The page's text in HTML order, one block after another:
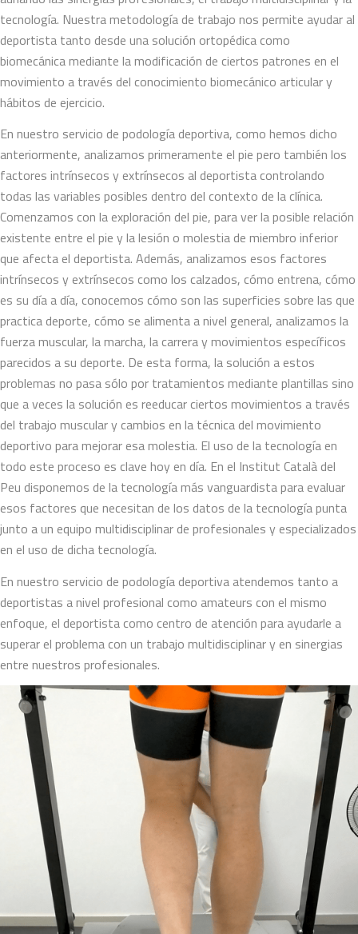
tecnología. Nuestra metodología de trabajo nos permite ayudar al
deportista tanto desde una solución ortopédica como
biomecánica mediante la modificación de ciertos patrones en el
movimiento a través del conocimiento biomecánico articular y
hábitos de ejercicio.
En nuestro servicio de podología deportiva, como hemos dicho
anteriormente, analizamos primeramente el pie pero también los
factores intrínsecos y extrínsecos al deportista controlando
todas las variables posibles dentro del contexto de la clínica.
Comenzamos con la exploración del pie, para ver la posible relación
existente entre el pie y la lesión o molestia de miembro inferior
que afecta el deportista. Además, analizamos esos factores
intrínsecos y extrínsecos como los calzados, cómo entrena, cómo
es su día a día, conocemos cómo son las superficies sobre las que
practica deporte, cómo se alimenta a nivel general, analizamos la
fuerza muscular, la marcha, la carrera y movimientos específicos
parecidos a su deporte. De esta forma, la solución a estos
problemas no pasa sólo por tratamientos mediante plantillas sino
que a veces la solución es reeducar ciertos movimientos a través
del trabajo muscular y cambios en la técnica del movimiento
deportivo para mejorar esa molestia. El uso de la tecnología en
todo este proceso es clave hoy en día. En el Institut Català del
Peu disponemos de la tecnología más vanguardista para evaluar
esos factores que necesitan de los datos de la tecnología punta
junto a un equipo multidisciplinar de profesionales y especializados
en el uso de dicha tecnología.
En nuestro servicio de podología deportiva atendemos tanto a
deportistas a nivel profesional como amateurs con el mismo
enfoque, el deportista como centro de atención para ayudarle a
superar el problema con un trabajo multidisciplinar y en sinergias
entre nuestros profesionales.